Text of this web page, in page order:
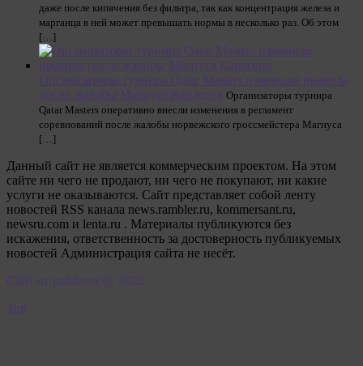
даже после кипячения без фильтра, так как концентрация железа и
марганца в ней может превышать нормы в несколько раз. Об этом
[…]
Организаторы турнира Qatar Masters изменили правила
после жалобы Магнуса Карлсена Организаторы турнира
Qatar Masters оперативно внесли изменения в регламент
соревнований после жалобы норвежского гроссмейстера Магнуса
[…]
Данный сайт не является коммерческим проектом. На этом
сайте ни чего не продают, ни чего не покупают, ни какие
услуги не оказываются. Сайт представляет собой ленту
новостей RSS канала news.rambler.ru, kommersant.ru,
newsru.com и lenta.ru . Материалы публикуются без
искажения, ответственность за достоверность публикуемых
новостей Администрация сайта не несёт.
Сайт от psikhoter @ 2023
Top